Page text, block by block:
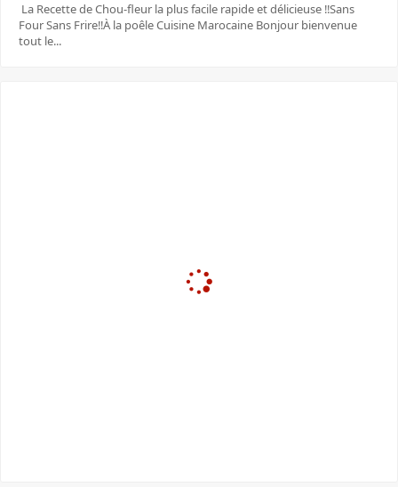
La Recette de Chou-fleur la plus facile rapide et délicieuse ‼️Sans
Four Sans Frire‼️À la poêle Cuisine Marocaine Bonjour bienvenue
tout le...